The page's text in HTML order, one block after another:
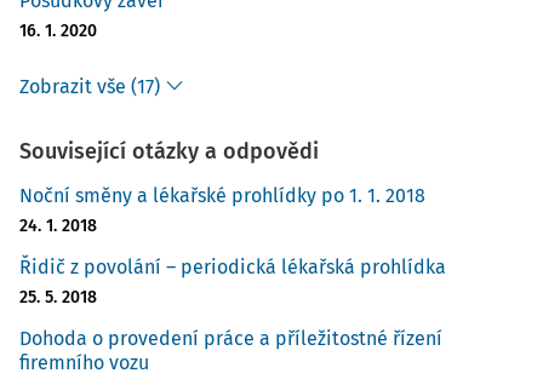
16. 1. 2020
Zobrazit vše (17)
Související otázky a odpovědi
Noční směny a lékařské prohlídky po 1. 1. 2018
24. 1. 2018
Řidič z povolání – periodická lékařská prohlídka
25. 5. 2018
Dohoda o provedení práce a příležitostné řízení
firemního vozu